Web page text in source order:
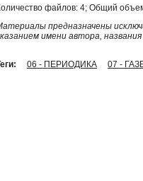
файлов: 4; Общий
предназначены
имени автора,
06 - ПЕРИОДИКА 07 -